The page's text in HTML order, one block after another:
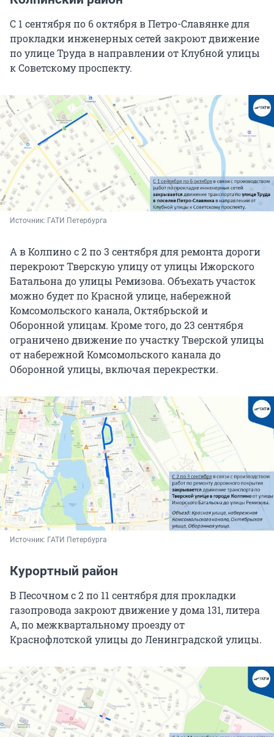
С 1 сентября по 6 октября в Петро-Славянке для
прокладки инженерных сетей закроют движение
по улице Труда в направлении от Клубной улицы
к Советскому проспекту.
Источник: ГАТИ Петербурга
А в Колпино с 2 по 3 сентября для ремонта дороги
перекроют Тверскую улицу от улицы Ижорского
Батальона до улицы Ремизова. Объехать участок
можно будет по Красной улице, набережной
Комсомольского канала, Октябрьской и
Оборонной улицам. Кроме того, до 23 сентября
ограничено движение по участку Тверской улицы
от набережной Комсомольского канала до
Оборонной улицы, включая перекрестки.
Источник: ГАТИ Петербурга
Курортный район
В Песочном с 2 по 11 сентября для прокладки
газопровода закроют движение у дома 131, литера
А, по межквартальному проезду от
Краснофлотской улицы до Ленинградской улицы.